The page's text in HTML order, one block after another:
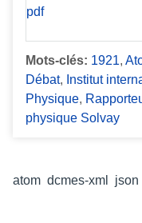
Mots-clés: 1921,
Débat, Institut
Physique,
physique Solvay
atom dcmes-xml json